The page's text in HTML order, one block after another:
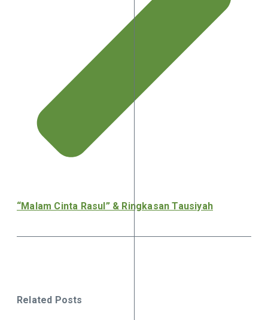
“Malam Cinta Rasul” & Ringkasan Tausiyah
Related Posts